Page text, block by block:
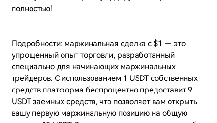
полностью!
Подробности: маржинальная сделка с $1 — это
упрощенный опыт торговли, разработанный
специально для начинающих маржинальных
трейдеров. С использованием 1 USDT собственных
средств платформа беспроцентно предоставит 9
USDT заемных средств, что позволяет вам открыть
вашу первую маржинальную позицию на общую